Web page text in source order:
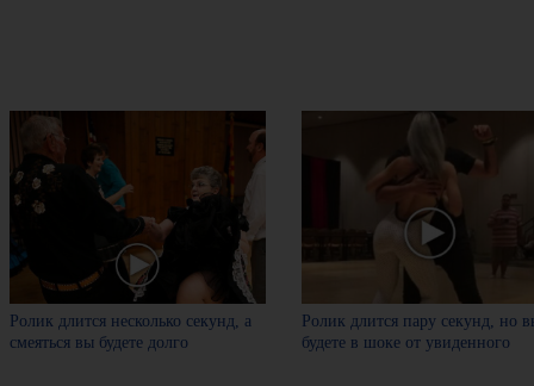
Ролик длится несколько секунд, а
смеяться вы будете долго
Ролик длится пару секунд, но
будете в шоке от увиденного